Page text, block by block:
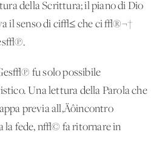
della Scrittura; il piano di Dio
il senso di ci√≤ che ci √®¬†
fu solo possibile
Una lettura della Parola che
previa all‚Äôincontro
la fede, n√© fa ritornare in